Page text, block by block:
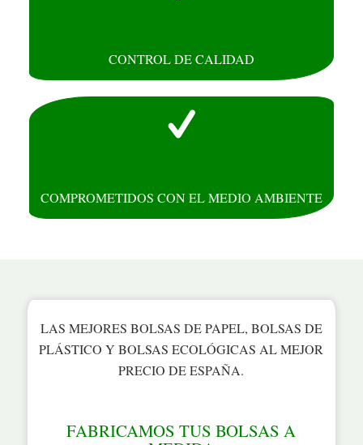
CONTROL DE CALIDAD
COMPROMETIDOS CON EL MEDIO AMBIENTE
LAS MEJORES BOLSAS DE PAPEL, BOLSAS DE
PLÁSTICO Y BOLSAS ECOLÓGICAS AL MEJOR
PRECIO DE ESPAÑA.
FABRICAMOS TUS BOLSAS A